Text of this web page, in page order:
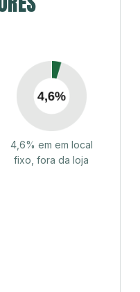
4,6% em em local
fixo, fora da loja